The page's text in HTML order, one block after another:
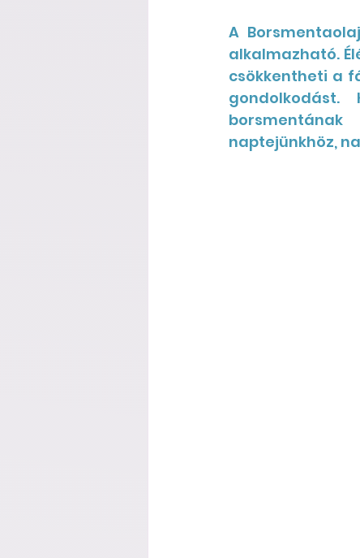
A
alkalmazható.
csökkentheti a
gondolkodást.
naptejünkhöz,